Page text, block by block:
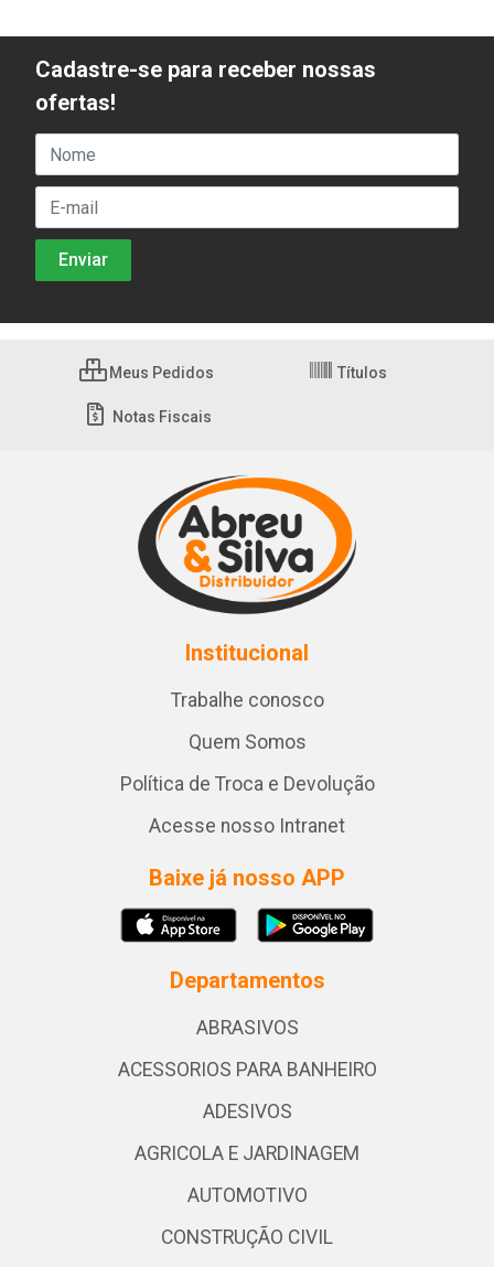
Cadastre-se para receber nossas
ofertas!
Meus Pedidos Títulos
Notas Fiscais
Institucional
Trabalhe conosco
Quem Somos
Política de Troca e Devolução
Acesse nosso Intranet
Baixe já nosso APP
Departamentos
ABRASIVOS
ACESSORIOS PARA BANHEIRO
ADESIVOS
AGRICOLA E JARDINAGEM
AUTOMOTIVO
CONSTRUÇÃO CIVIL